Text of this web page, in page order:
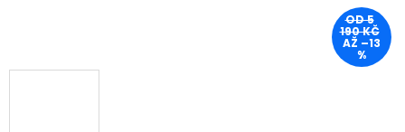
OD 5
190 KČ
AŽ –13
%